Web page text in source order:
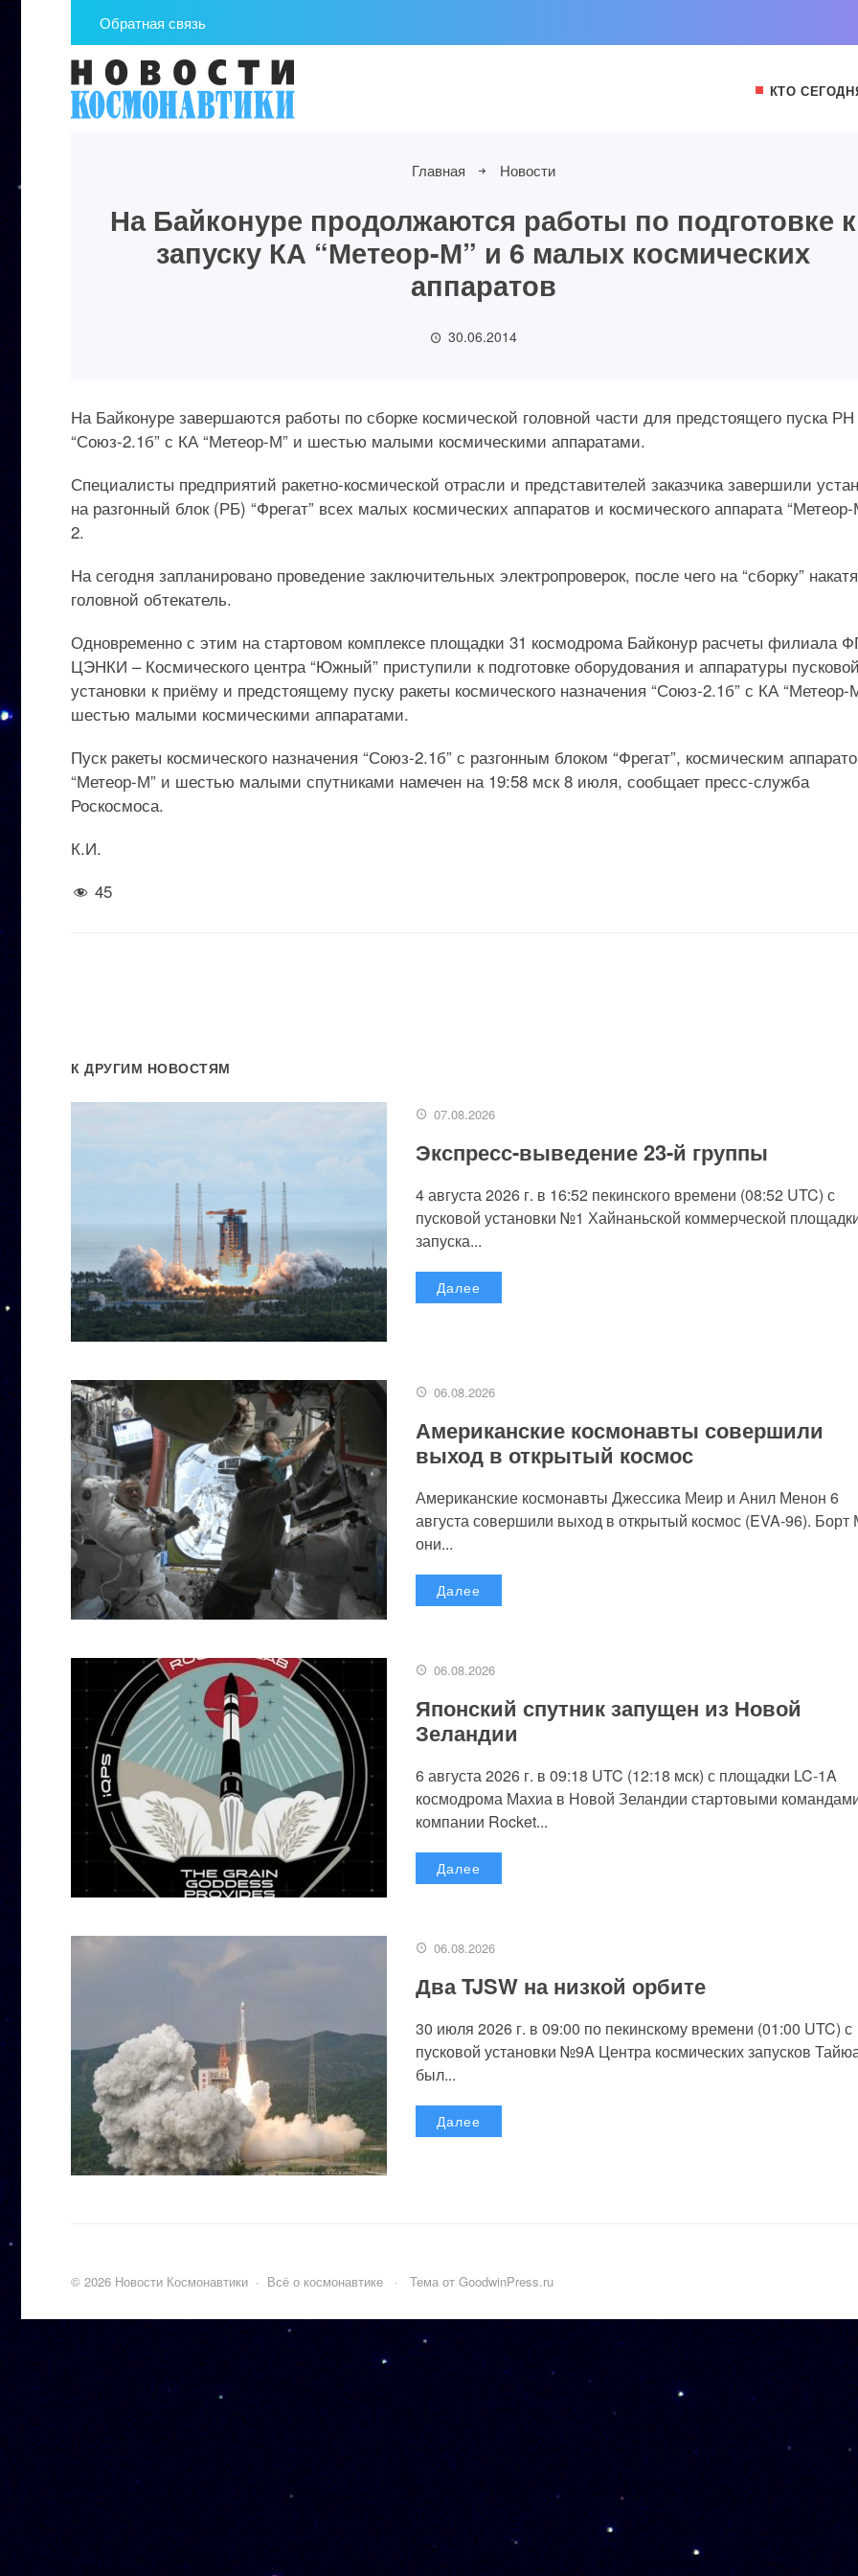
Обратная связь
КТО
Главная Новости
На Байконуре продолжаются работы по подготовке к
запуску КА “Метеор-М” и 6 малых космических
аппаратов
30.06.2014
На Байконуре завершаются работы по сборке космической головной части для предстоящего пуска РН
“Союз-2.1б” с КА “Метеор-М” и шестью малыми космическими аппаратами.
Специалисты предприятий ракетно-космической отрасли и представителей заказчика завершили
на разгонный блок (РБ) “Фрегат” всех малых космических аппаратов и космического аппарата
2.
На сегодня запланировано проведение заключительных электропроверок, после чего на “сборку”
головной обтекатель.
Одновременно с этим на стартовом комплексе площадки 31 космодрома Байконур расчеты филиала
ЦЭНКИ – Космического центра “Южный” приступили к подготовке оборудования и аппаратуры
установки к приёму и предстоящему пуску ракеты космического назначения “Союз-2.1б” с КА “Метеор-
шестью малыми космическими аппаратами.
Пуск ракеты космического назначения “Союз-2.1б” с разгонным блоком “Фрегат”, космическим
“Метеор-М” и шестью малыми спутниками намечен на 19:58 мск 8 июля, сообщает пресс-служба
Роскосмоса.
К.И.
45
К ДРУГИМ НОВОСТЯМ
07.08.2026
Экспресс-выведение 23-й группы
4 августа 2026 г. в 16:52 пекинского времени (08:52 UTC) с
пусковой установки №1 Хайнаньской коммерческой
запуска...
Далее
06.08.2026
Американские космонавты совершили
выход в открытый космос
Американские космонавты Джессика Меир и Анил Менон 6
августа совершили выход в открытый космос (EVA-96).
они...
Далее
06.08.2026
Японский спутник запущен из Новой
Зеландии
6 августа 2026 г. в 09:18 UTC (12:18 мск) с площадки LC-1A
космодрома Махиа в Новой Зеландии стартовыми
компании Rocket...
Далее
06.08.2026
Два TJSW на низкой орбите
30 июля 2026 г. в 09:00 по пекинскому времени (01:00 UTC) с
пусковой установки №9A Центра космических запусков
был...
Далее
© 2026 Новости Космонавтики · Всё о космонавтике · Тема от GoodwinPress.ru